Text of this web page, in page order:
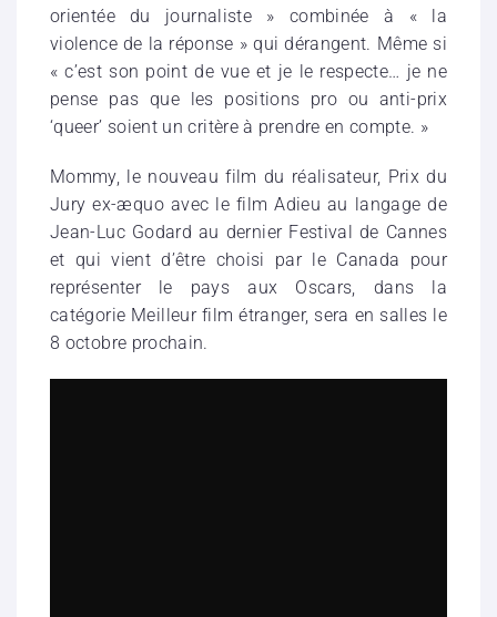
orientée du journaliste » combinée à « la
violence de la réponse » qui dérangent. Même si
« c’est son point de vue et je le respecte… je ne
pense pas que les positions pro ou anti-prix
‘queer’ soient un critère à prendre en compte. »
Mommy, le nouveau film du réalisateur, Prix du
Jury ex-æquo avec le film Adieu au langage de
Jean-Luc Godard au dernier Festival de Cannes
et qui vient d’être choisi par le Canada pour
représenter le pays aux Oscars, dans la
catégorie Meilleur film étranger, sera en salles le
8 octobre prochain.